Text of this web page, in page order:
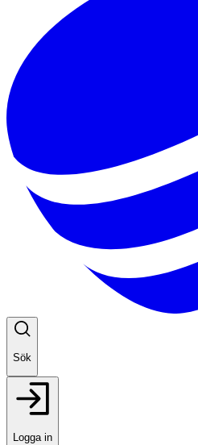
Sök
Logga in